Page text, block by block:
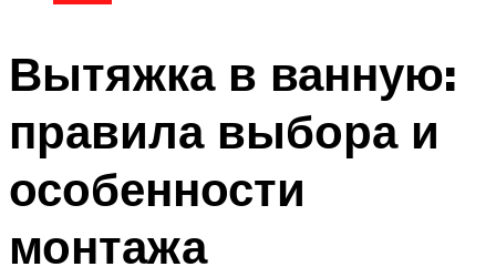
Вытяжка в ванную:
правила выбора и
особенности
монтажа